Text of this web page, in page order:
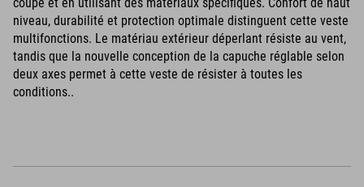
niveau, durabilité et protection optimale distinguent cette veste
multifonctions. Le matériau extérieur déperlant résiste au vent,
tandis que la nouvelle conception de la capuche réglable selon
deux axes permet à cette veste de résister à toutes les
conditions..